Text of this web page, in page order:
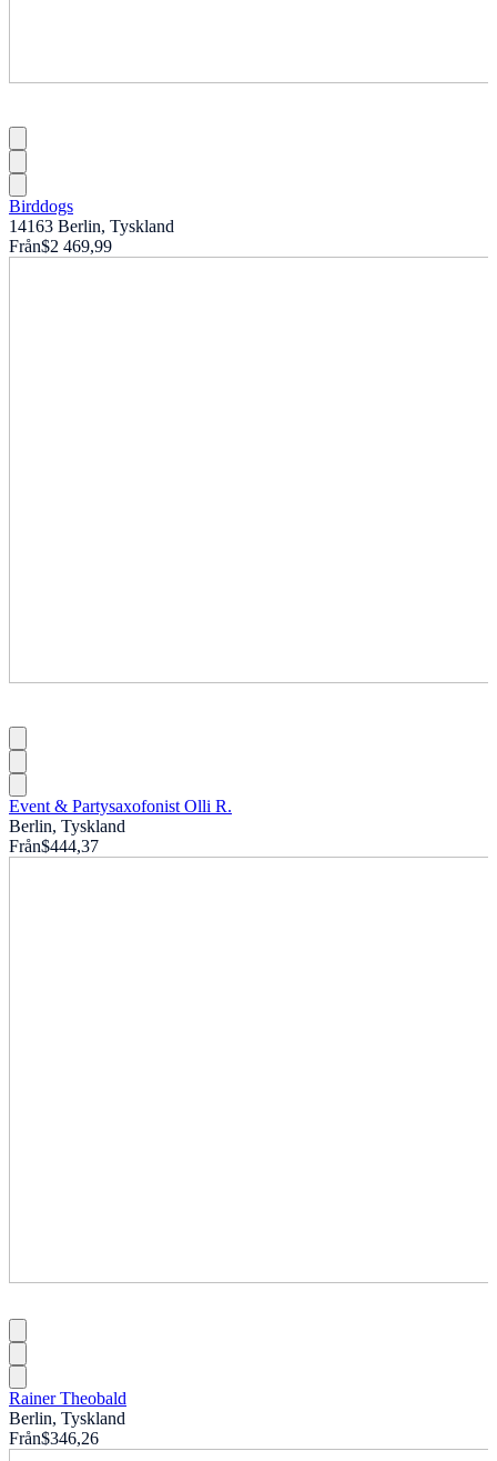
Birddogs
14163 Berlin, Tyskland
Från$2 469,99
Event & Partysaxofonist Olli R.
Berlin, Tyskland
Från$444,37
Rainer Theobald
Berlin, Tyskland
Från$346,26